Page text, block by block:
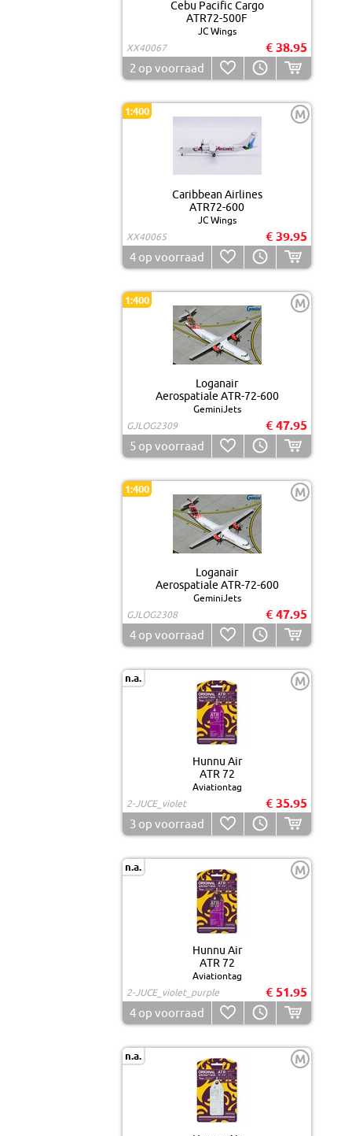
Cebu Pacific Cargo
ATR72-500F
JC Wings
XX40067
€ 38.95
2 op voorraad
1:400 M
Caribbean Airlines
ATR72-600
JC Wings
XX40065
€ 39.95
4 op voorraad
1:400 M
Loganair
Aerospatiale ATR-72-600
GeminiJets
GJLOG2309
€ 47.95
5 op voorraad
1:400 M
Loganair
Aerospatiale ATR-72-600
GeminiJets
GJLOG2308
€ 47.95
4 op voorraad
n.a. M
Hunnu Air
ATR 72
Aviationtag
2-JUCE_violet
€ 35.95
3 op voorraad
n.a. M
Hunnu Air
ATR 72
Aviationtag
2-JUCE_violet_purple
€ 51.95
4 op voorraad
n.a. M